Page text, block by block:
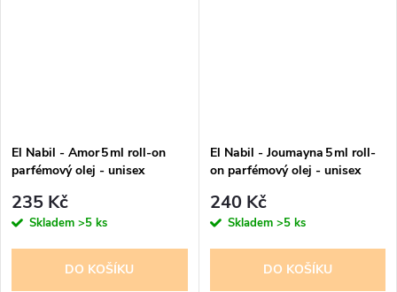
El Nabil - Amor 5 ml roll-on
parfémový olej - unisex
235 Kč
Skladem >5 ks
DO KOŠÍKU
El Nabil - Joumayna 5 ml roll-
on parfémový olej - unisex
240 Kč
Skladem >5 ks
DO KOŠÍKU